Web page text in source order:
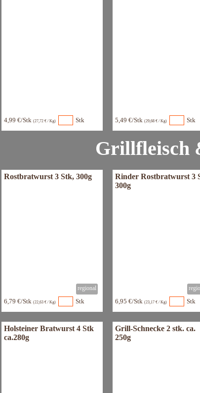
4,99 €/Stk (27,72 € / Kg) Stk 5,49 €/Stk (29,68 € / Kg) Stk
Grillfleisch
Rostbratwurst 3 Stk, 300g
6,79 €/Stk (22,63 € / Kg) Stk
Rinder Rostbratwurst 3
300g
6,95 €/Stk (23,17 € / Kg) Stk
Holsteiner Bratwurst 4 Stk
ca.280g
Grill-Schnecke 2 stk. ca.
250g